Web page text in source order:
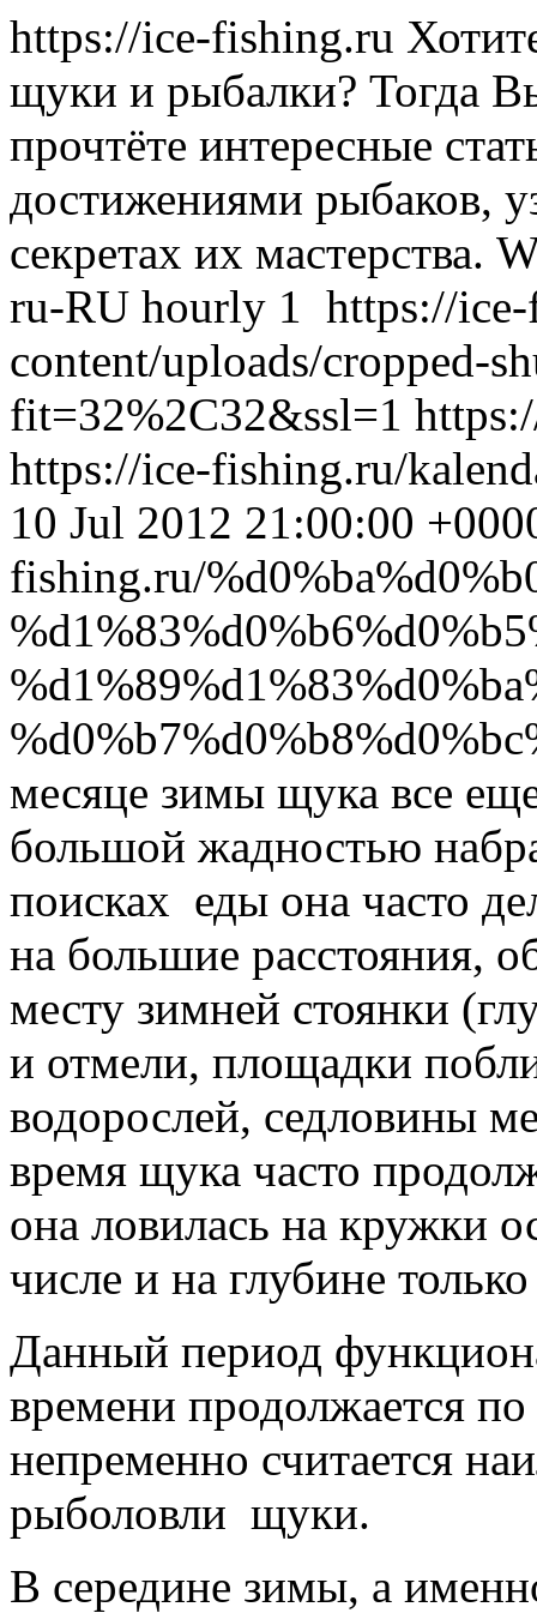
https://ice-fishing.ru
щуки и рыбалки? Тогда
прочтёте интересные
достижениями рыбаков,
секретах их мастерства.
ru-RU hourly 1 https://
content/uploads/cropped-
fit=32%2C32&ssl=1
https://ice-fishing.ru/
10 Jul 2012 21:00:00
fishing.ru/
месяце зимы щука все
большой жадностью
поисках еды она часто
на большие расстояния,
месту зимней стоянки
и отмели, площадки
водорослей, седловины
время щука часто
она ловилась на кружки
числе и на глубине
Данный период
времени продолжается
непременно считается
рыболовли щуки.
В середине зимы, а